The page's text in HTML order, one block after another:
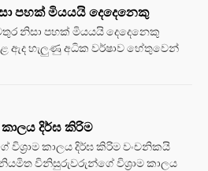
පහක් මියයයි දෙදෙනෙකු
නිසා පහක් මියයයි දෙදෙනෙකු
ඇද හැලුණු අධික වර්ෂාව හේතුවෙන්
දිර්ඝ කිරිම
කාලය දිර්ඝ කිරිම වංචනිකයි
විනිසුරුවරුන්ගේ විශ්‍රාම කාලය